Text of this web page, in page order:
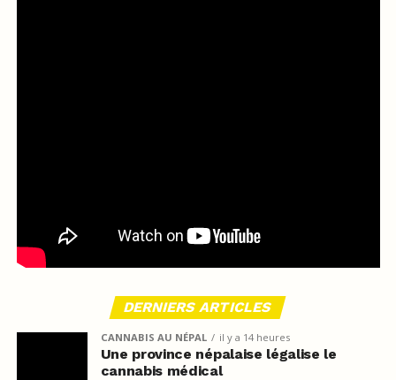
DERNIERS ARTICLES
CANNABIS AU NÉPAL il y a 14 heures
Une province népalaise légalise le
cannabis médical